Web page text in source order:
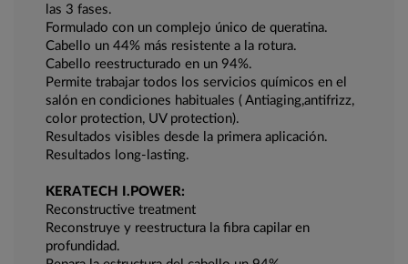
las 3 fases.
Formulado con un complejo único de queratina.
Cabello un 44% más resistente a la rotura.
Cabello reestructurado en un 94%.
Permite trabajar todos los servicios químicos en el
salón en condiciones habituales ( Antiaging,antifrizz,
color protection, UV protection).
Resultados visibles desde la primera aplicación.
Resultados long-lasting.
KERATECH I.POWER:
Reconstructive treatment
Reconstruye y reestructura la fibra capilar en
profundidad.